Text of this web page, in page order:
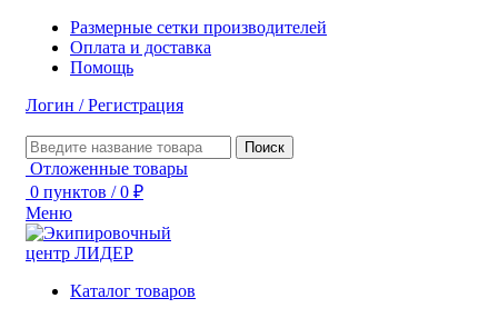
Размерные сетки производителей
Оплата и доставка
Помощь
Логин / Регистрация
Поиск
Отложенные товары
0 пунктов / 0 ₽
Меню
Каталог товаров